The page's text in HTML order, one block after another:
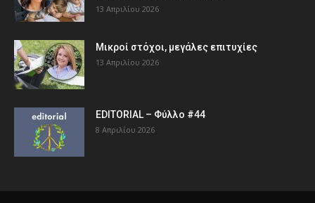
13 Απριλίου 2026
Μικροί στόχοι, μεγάλες επιτυχίες
13 Απριλίου 2026
EDITORIAL – Φύλλο #44
8 Απριλίου 2026